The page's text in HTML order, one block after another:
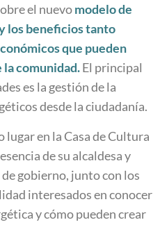
el nuevomodelo de
los beneficios tanto
que pueden
la comunidad.El principal
es la gestión de la
desde la ciudadanía.
en la Casa de Cultura
de su alcaldesa y
gobierno, junto con los
interesados en conocer
y cómo pueden crear